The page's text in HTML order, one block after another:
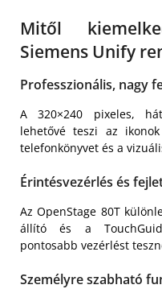
Mitől
Siemens Unify
Professzionális, nagy
A 320×240 pixeles,
lehetővé teszi az
telefonkönyvet és a
Érintésvezérlés és
Az OpenStage 80T
állító és a
pontosabb vezérlést
Személyre szabható